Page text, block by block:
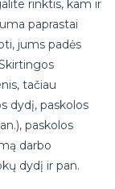
rinktis, kam ir
paprastai
jums padės
tačiau
dydį, paskolos
paskolos
darbo
dydį ir pan.